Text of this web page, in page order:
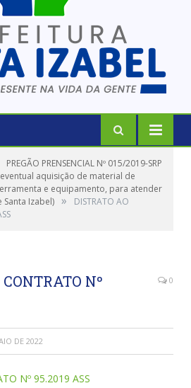
PREGÃO PRENSENCIAL Nº 015/2019-SRP
aquisição de material de
e equipamento, para atender
Izabel) »
DISTRATO AO
Nº
0
DE 2022
Nº 95.2019 ASS